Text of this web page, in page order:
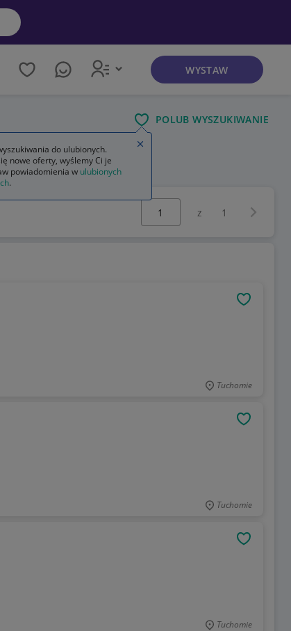
WYSTAW
POLUB WYSZUKIWANIE
Wybierz stronę:
z 1
Tuchomie
Tuchomie
Tuchomie
do ulubionych.
nowe oferty, wyślemy Ci je
powiadomienia w ulubionych
.
Zamknij wskazówkę